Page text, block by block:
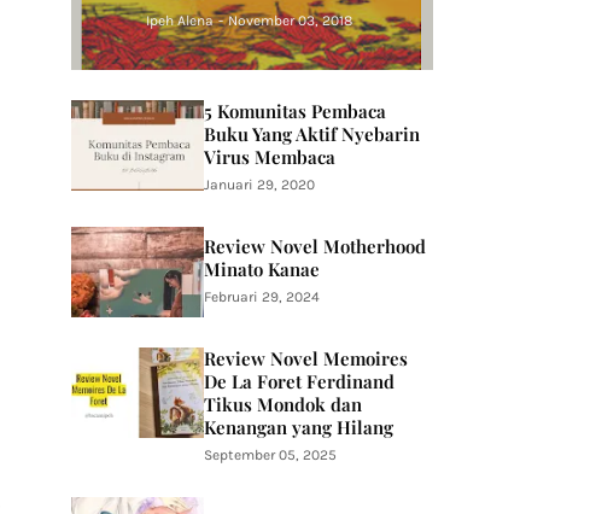
Ipeh Alena - November 03, 2018
5 Komunitas Pembaca
Buku Yang Aktif Nyebarin
Virus Membaca
Januari 29, 2020
Review Novel Motherhood
Minato Kanae
Februari 29, 2024
Review Novel Memoires
De La Foret Ferdinand
Tikus Mondok dan
Kenangan yang Hilang
September 05, 2025